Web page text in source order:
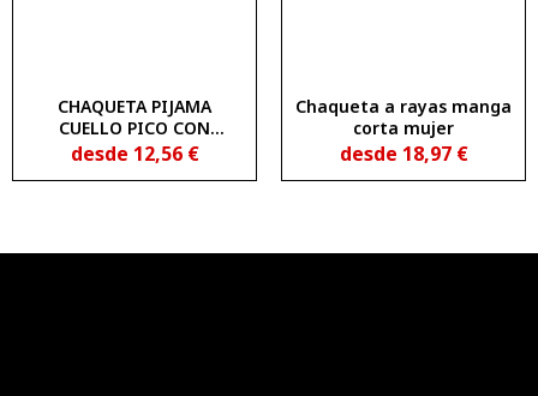
CHAQUETA PIJAMA
CUELLO PICO CON
BOTONES ITURRY
1835202
desde 12,56 €
Chaqueta a rayas manga
corta mujer
desde 18,97 €